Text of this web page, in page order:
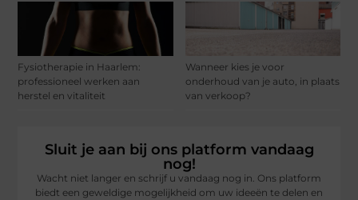
Fysiotherapie in Haarlem:
professioneel werken aan
herstel en vitaliteit
Wanneer kies je voor
onderhoud van je auto, in plaats
van verkoop?
Sluit je aan bij ons platform vandaag
nog!
Wacht niet langer en schrijf u vandaag nog in. Ons platform
biedt een geweldige mogelijkheid om uw ideeën te delen en